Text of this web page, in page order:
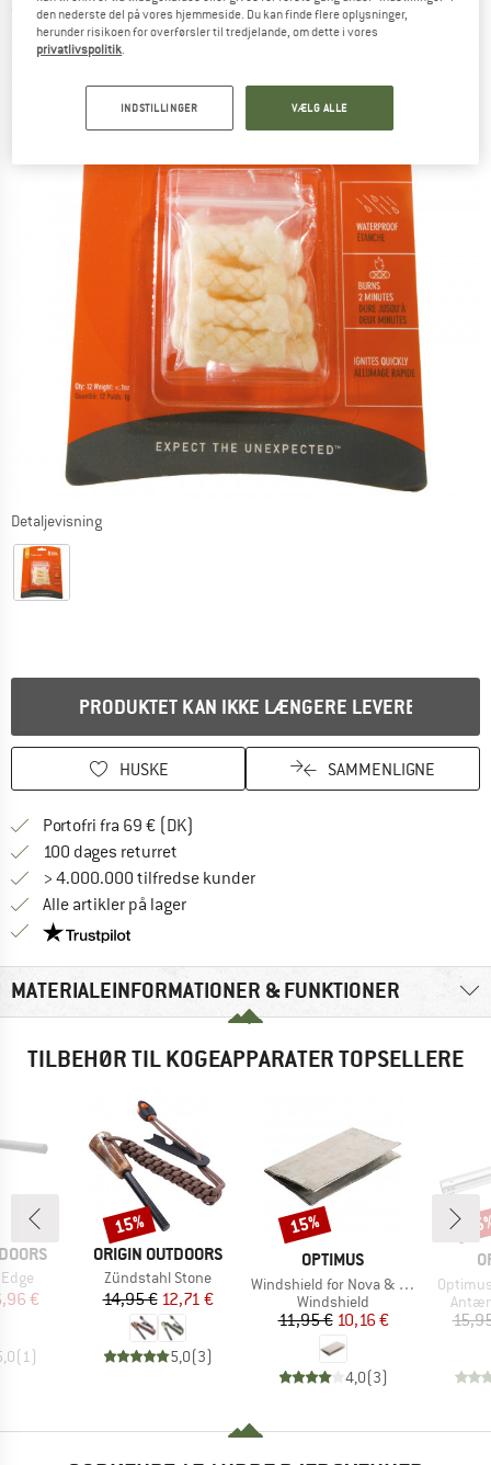
(0)
Detaljevisning
PRODUKTET KAN IKKE LÆNGERE LEVERES
HUSKE SAMMENLIGNE
Portofri fra 69 € (DK)
100 dages returret
> 4.000.000 tilfredse kunder
Alle artikler på lager
Vi er Trustpilot-certificeret - oplysningerne får du
MATERIALEINFORMATIONER & FUNKTIONER
TILBEHØR TIL KOGEAPPARATER TOPSELLERE
pris
€
(1 )
MÆRKE
ORIGIN OUTDOORS
Artikel
Zündstahl Stone
Pris
14,95 €Nedsat pris
12,71 €
5,0(3)
Rabat
15%
MÆRKE
OPTIMUS
Artikel
Windshield for Nova & Nova+
Produktgruppe
Windshield
Pris
11,95 €Nedsat pris
10,16 €
4,0(3)
Rabat
15%
Artikel
den nederste del på vores hjemmeside. Du kan finde flere oplysninger,
herunder risikoen for overførsler til tredjelande, om dette i vores
privatlivspolitik.
INDSTILLINGER VÆLG ALLE